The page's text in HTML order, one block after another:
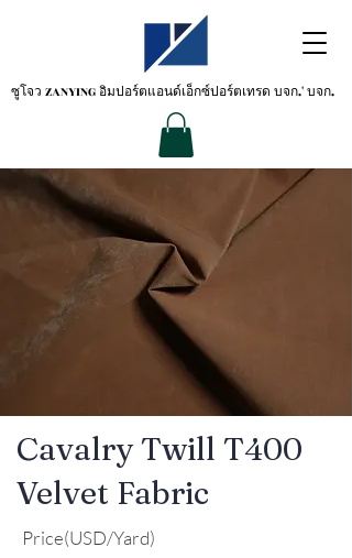
ซูโจว ZANYINGอิมปอร์ตแอนด์เอ็กซ์ปอร์ตเทรด บจก.' บจก.
Cavalry Twill T400
Velvet Fabric
Price(USD/Yard)